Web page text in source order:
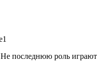
Не последнюю роль